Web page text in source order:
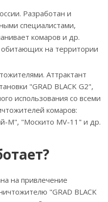
Разработан и
специалистами,
комаров и др.
на территории
Аттрактант
"GRAD BLACK G2",
использования со всеми
комаров:
М", "Москито MV-11" и др.
на привлечение
"GRAD BLACK